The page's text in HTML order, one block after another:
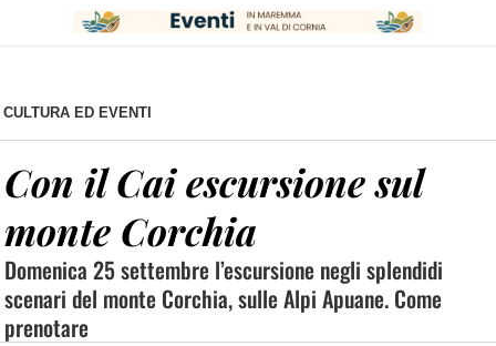
CULTURA ED EVENTI
Con il Cai escursione sul
monte Corchia
Domenica 25 settembre l’escursione negli splendidi
scenari del monte Corchia, sulle Alpi Apuane. Come
prenotare